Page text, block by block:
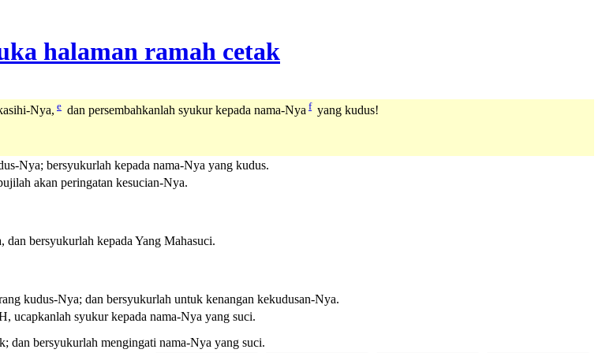
Nya, e dan persembahkanlah syukur kepada nama-Nya f yang kudus!
Nya; bersyukurlah kepada nama-Nya yang kudus.
akan peringatan kesucian-Nya.
bersyukurlah kepada Yang Mahasuci.
kudus-Nya; dan bersyukurlah untuk kenangan kekudusan-Nya.
ucapkanlah syukur kepada nama-Nya yang suci.
bersyukurlah mengingati nama-Nya yang suci.